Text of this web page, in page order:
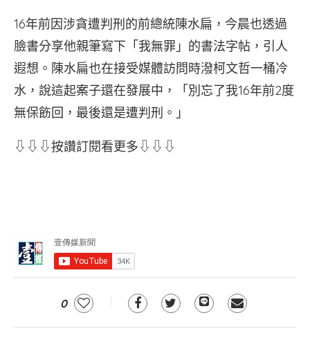
16年前因涉貪遭判刑的前總統陳水扁，今晨也透過
臉書分享他親筆寫下「我無罪」的書法字帖，引人
遐想。陳水扁也在接受媒體訪問時潑柯文哲一桶冷
水，說這起案子還在發展中，「別忘了我16年前2度
無保飭回，最後還是遭判刑。」
⇩⇩⇩按讚訂閱看更多⇩⇩⇩
0